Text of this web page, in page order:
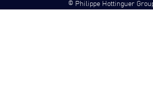
© Philippe Hottinguer